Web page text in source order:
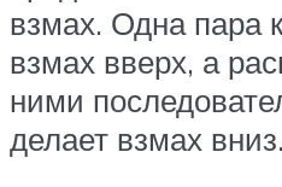
взмах. Одна пара
взмах вверх, а
ними
делает взмах вниз.